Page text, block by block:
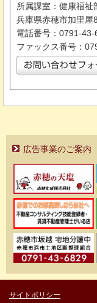
所属課室：健康福祉
兵庫県赤穂市加里屋
電話番号：0791-43-
ファックス番号：
広告事業のご案内
サイトポリシー